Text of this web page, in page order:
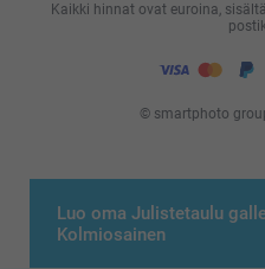
Luo oma Julistetaulu
Kolmiosainen
© smartphoto
Kaikki hinnat ovat euroina,